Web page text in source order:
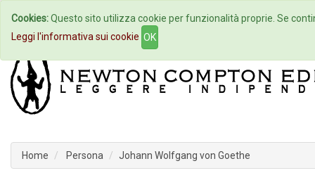
Home Autori Eventi
Home Persona Johann Wolfgang von Goethe
Cookies:Questo sito utilizza cookie per funzionalità proprie. Se
Leggi l'informativa sui cookie OK